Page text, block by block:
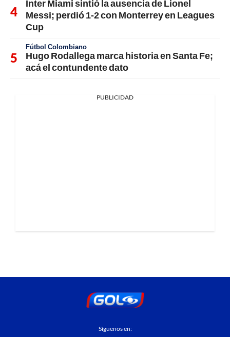
Inter Miami sintió la ausencia de Lionel
Messi; perdió 1-2 con Monterrey en Leagues
Cup
Fútbol Colombiano
Hugo Rodallega marca historia en Santa Fe;
acá el contundente dato
PUBLICIDAD
Síguenos en: